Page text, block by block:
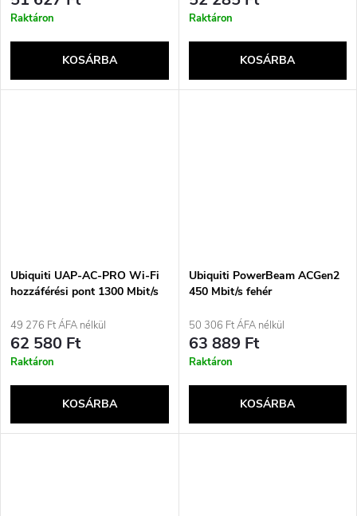
Raktáron
KOSÁRBA
Raktáron
KOSÁRBA
Ubiquiti UAP-AC-PRO Wi-Fi
hozzáférési pont 1300 Mbit/s
Ethernet-et (PoE)
49 276 Ft ÁFA nélkül
62 580 Ft
Raktáron
KOSÁRBA
Ubiquiti PowerBeam ACGen2
450 Mbit/s fehér
50 306 Ft ÁFA nélkül
63 889 Ft
Raktáron
KOSÁRBA